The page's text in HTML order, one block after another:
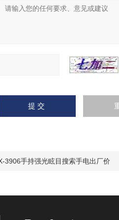
3906手持强光眩目搜索手电出厂价